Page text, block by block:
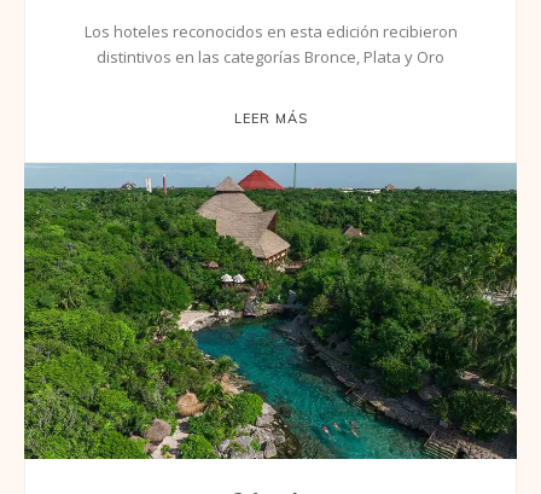
Los hoteles reconocidos en esta edición recibieron
distintivos en las categorías Bronce, Plata y Oro
LEER MÁS